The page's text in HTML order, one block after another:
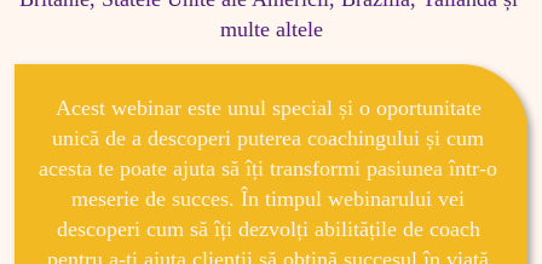
multe altele
Acest webinar este unul special și o oportunitate
unică de a descoperi puterea coachingului și cum
acesta te poate ajuta să îți transformi pasiunea într-o
meserie de succes. În timpul webinarului vei
descoperi cum să îți dezvolți abilitățile de coach
pentru a-ți ajuta clienții să obțină succesul în viață